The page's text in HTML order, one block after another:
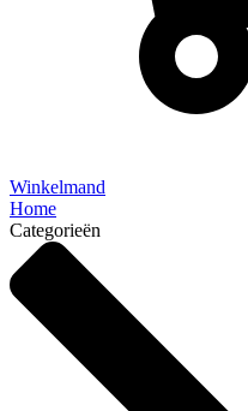
Winkelmand
Home
Categorieën